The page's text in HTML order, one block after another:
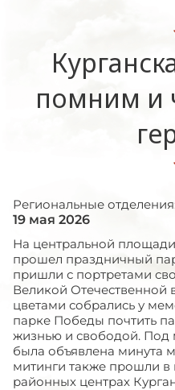
помним и
Региональные
19 мая 2026
На центральной
прошел праздничный
пришли с портретами
Великой Отечественной
цветами собрались у
парке Победы почтить
жизнью и свободой. Под
была объявлена минута
митинги также прошли в
районных центрах